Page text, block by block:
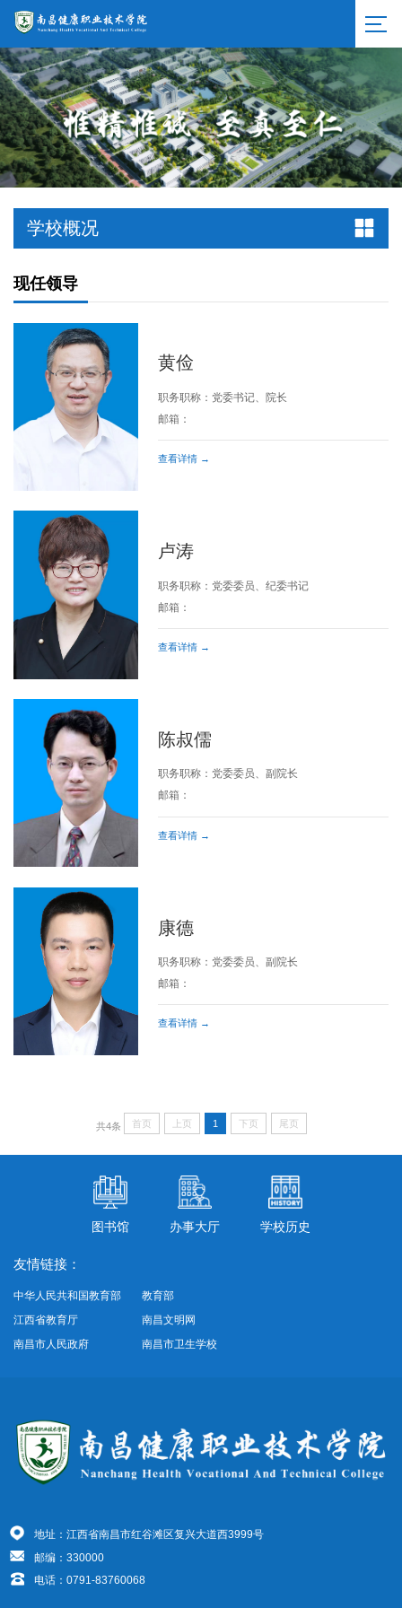
学校概况
现任领导
黄俭
职务职称：党委书记、院长
邮箱：
查看详情 →
卢涛
职务职称：党委委员、纪委书记
邮箱：
查看详情 →
陈叔儒
职务职称：党委委员、副院长
邮箱：
查看详情 →
康德
职务职称：党委委员、副院长
邮箱：
查看详情 →
共4条 首页 上页 1 下页 尾页
图书馆 办事大厅 学校历史
友情链接：
中华人民共和国教育部
教育部
江西省教育厅
南昌文明网
南昌市人民政府
南昌市卫生学校
地址：江西省南昌市红谷滩区复兴大道西3999号
邮编：330000
电话：0791-83760068